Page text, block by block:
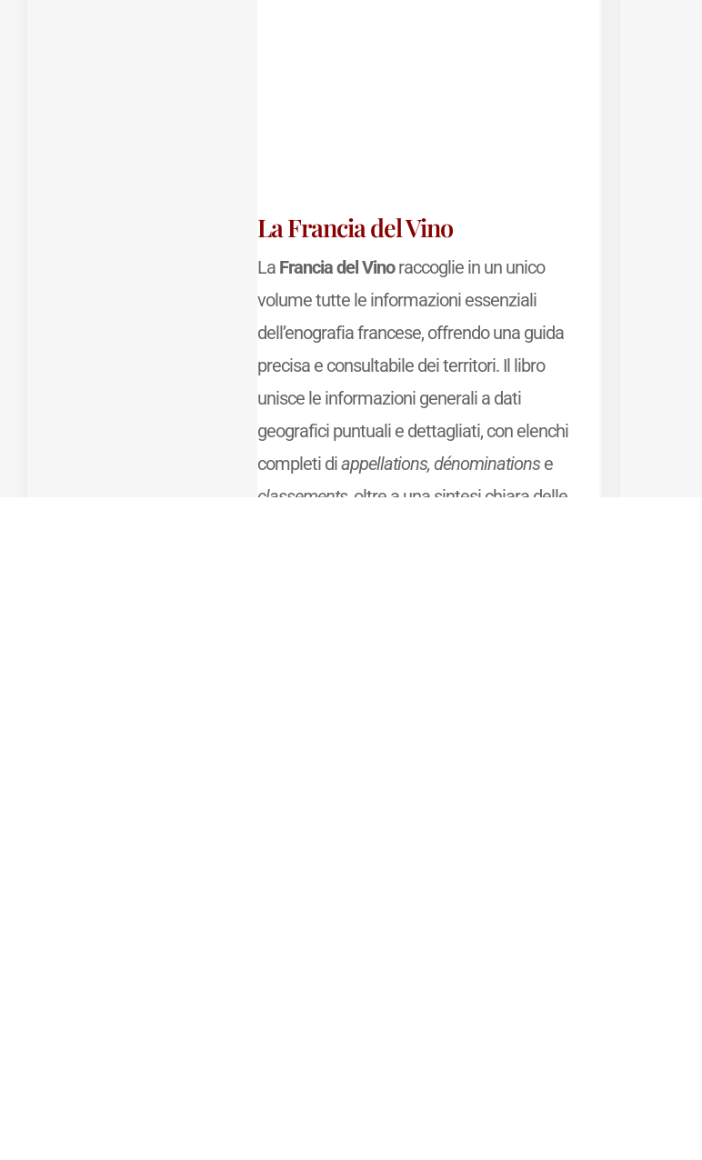
La Francia del Vino
La Francia del Vinoraccoglie in un unico
volume tutte le informazioni essenziali
dell’enografia francese, offrendo una guida
precisa e consultabile dei territori. Il libro
unisce le informazioni generali a dati
geografici puntuali e dettagliati, con elenchi
completi diappellations, dénominations e
classements , oltre a una sintesi chiara delle